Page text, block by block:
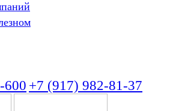
600 +7 (917) 982-81-37